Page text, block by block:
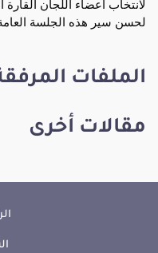
لانتخاب أعضاء اللّجان
لحسن سير هذه الجلسة
الملفات
مقالات أخرى